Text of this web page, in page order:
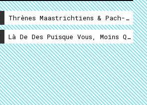
Thrènes Maastrichtiens & Pach-Pis
Là De Des Puisque Vous, Moins Que